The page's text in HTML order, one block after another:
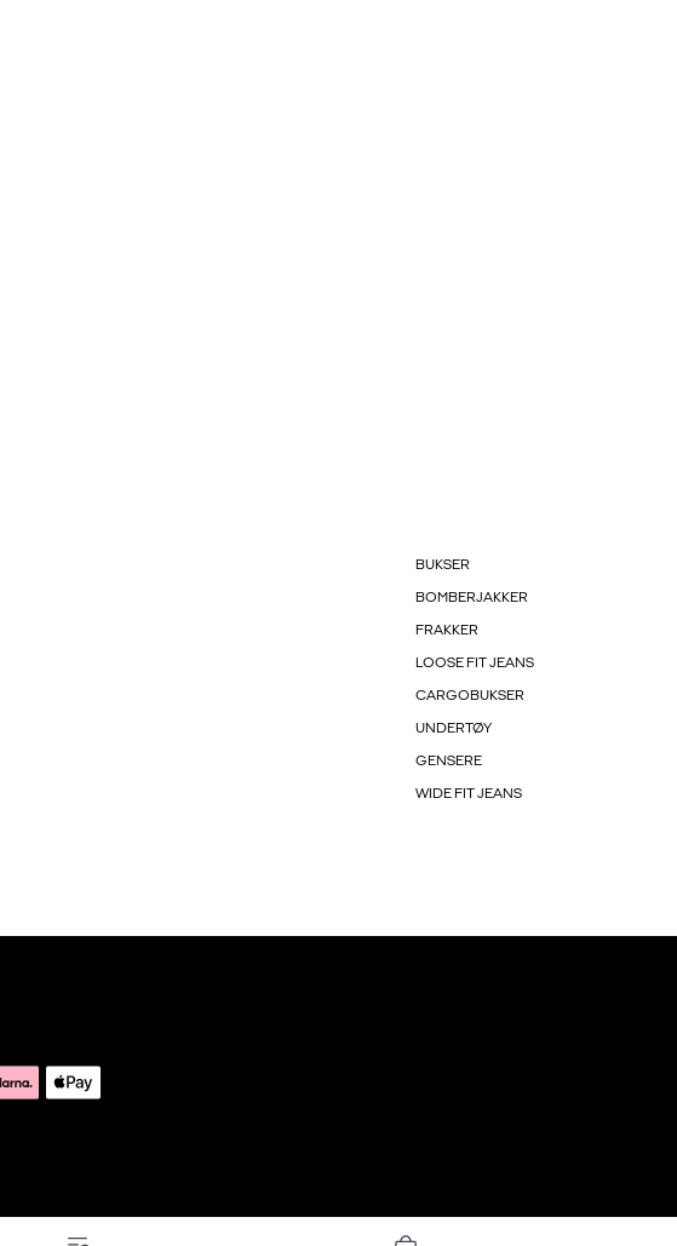
BUKSER
BOMBERJAKKER
FRAKKER
LOOSE FIT JEANS
CARGOBUKSER
UNDERTØY
GENSERE
WIDE FIT JEANS